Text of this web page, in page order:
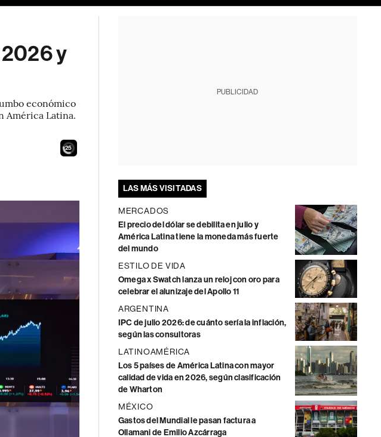
y
económico
América Latina.
24
PUBLICIDAD
LAS MÁS VISITADAS
MERCADOS
El precio del dólar se debilita en julio y
América Latina tiene la moneda más fuerte
del mundo
ESTILO DE VIDA
Omega x Swatch lanza un reloj con oro para
celebrar el alunizaje del Apollo 11
ARGENTINA
IPC de julio 2026: de cuánto sería la inflación,
según las consultoras
LATINOAMÉRICA
Los 5 países de América Latina con mayor
calidad de vida en 2026, según clasificación
de Wharton
MÉXICO
Gastos del Mundial le pasan factura a
Ollamani de Emilio Azcárraga